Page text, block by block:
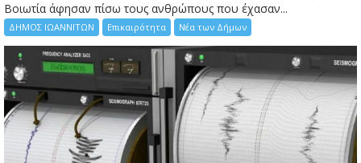
Bοιωτία άφησαν πίσω τους ανθρώπους που έχασαν...
ΔΗΜΟΣ ΙΩΑΝΝΙΤΩΝ Επικαιρότητα Νέα των Δήμων